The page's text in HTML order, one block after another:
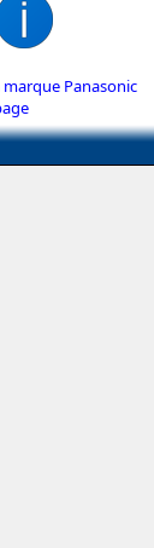
Panasonic